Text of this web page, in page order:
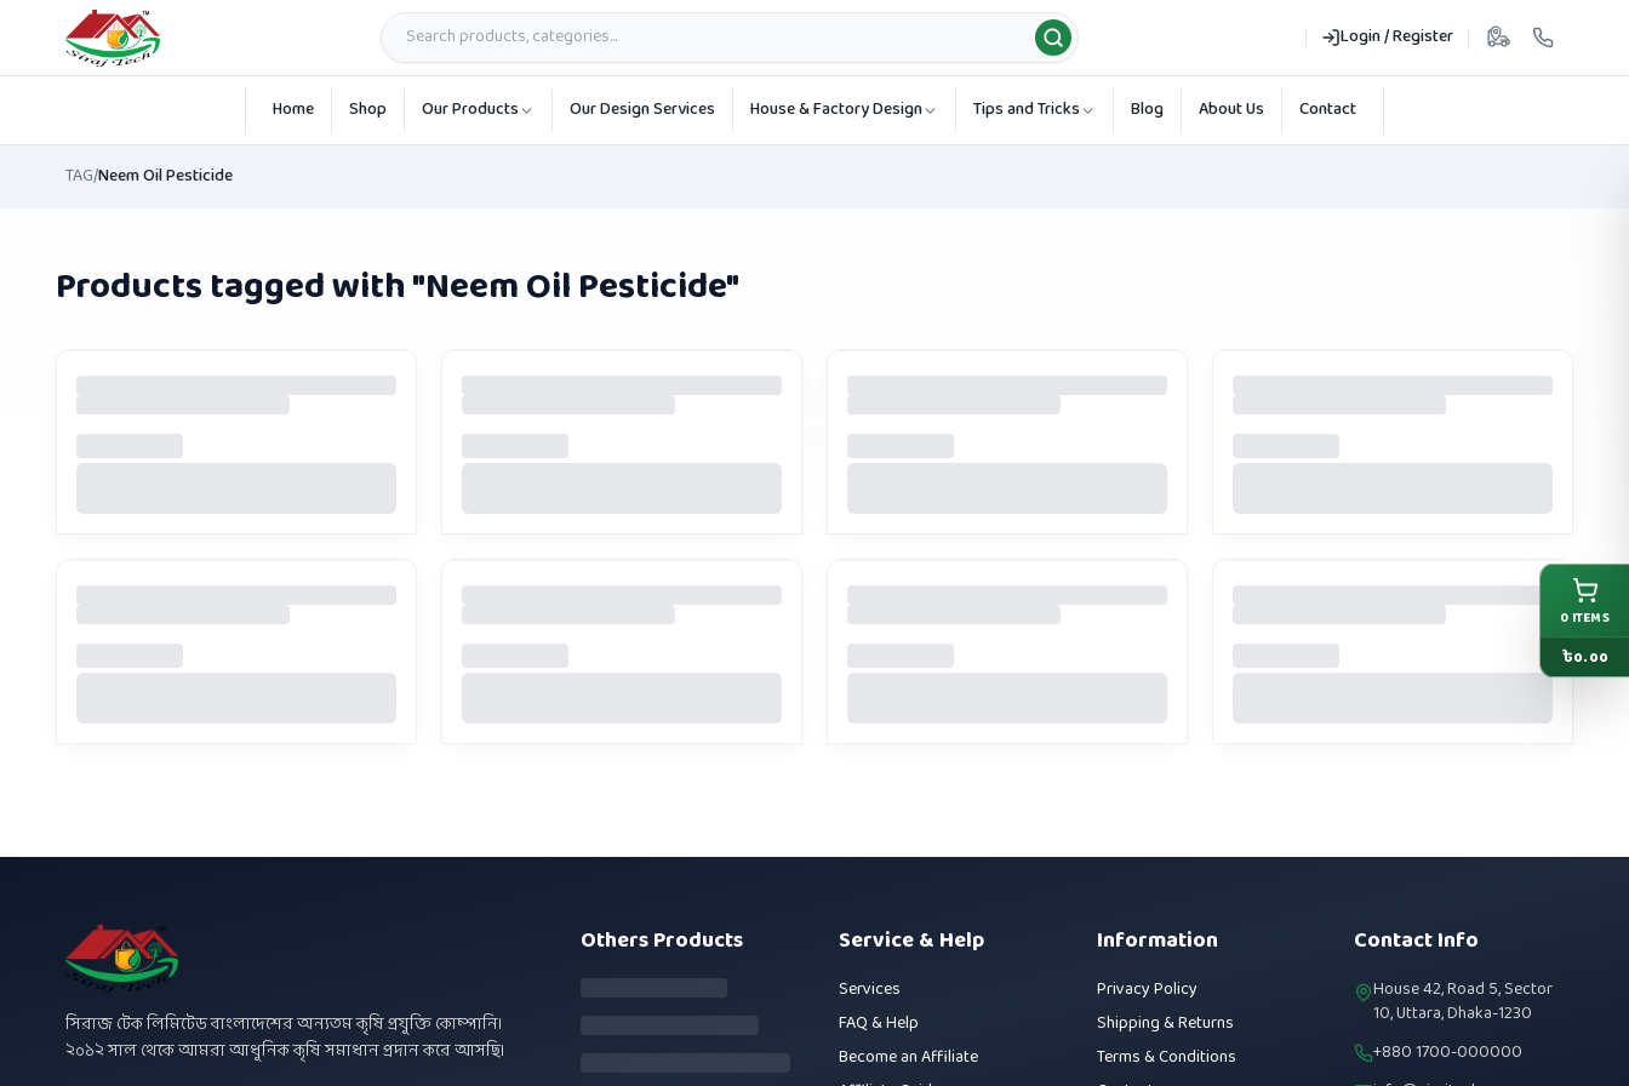
Login / Register
Skip to main content
Home Shop Our Products Our Design Services House & Factory Design Tips and Tricks Blog About Us Contact
TAG/Neem Oil Pesticide
Products tagged with "Neem Oil Pesticide"
সিরাজ টেক লিমিটেড বাংলাদেশের অন্যতম কৃষি প্রযুক্তি কোম্পানি।
২০১২ সাল থেকে আমরা আধুনিক কৃষি সমাধান প্রদান করে আসছি।
Others Products Service & Help
Services
FAQ & Help
Become an Affiliate
Information
Privacy Policy
Shipping & Returns
Terms & Conditions
Contact Info
House 42, Road 5, Sector
10, Uttara, Dhaka-1230
+880 1700-000000
0 ITEMS
৳0.00